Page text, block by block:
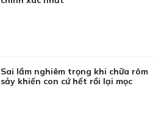
Sai lầm nghiêm trọng khi chữa rôm
sảy khiến con cứ hết rồi lại mọc